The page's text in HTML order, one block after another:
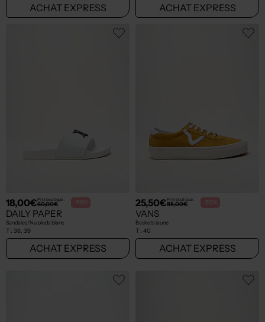
ACHAT EXPRESS ACHAT EXPRESS
18,00€Prix boutique :
60,00€ -70%
DAILY PAPER
Sandales/Nu pieds blanc
T : 38, 39
ACHAT EXPRESS
25,50€Prix boutique :
85,00€ -70%
VANS
Baskets jaune
T : 40
ACHAT EXPRESS